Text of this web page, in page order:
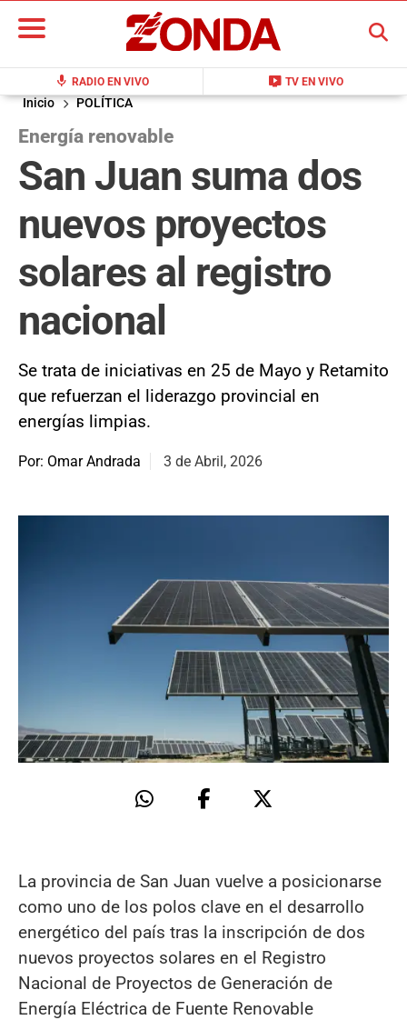
mic RADIO EN VIVO live_tv TV EN VIVO
BUSCAR
Inicio POLÍTICA
Energía renovable
San Juan suma dos
nuevos proyectos
solares al registro
nacional
Se trata de iniciativas en 25 de Mayo y Retamito
que refuerzan el liderazgo provincial en
energías limpias.
Por: Omar Andrada 3 de Abril, 2026
La provincia de San Juan vuelve a posicionarse
como uno de los polos clave en el desarrollo
energético del país tras la inscripción de dos
nuevos proyectos solares en el Registro
Nacional de Proyectos de Generación de
Energía Eléctrica de Fuente Renovable